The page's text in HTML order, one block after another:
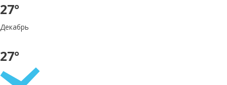
27°
Декабрь
27°